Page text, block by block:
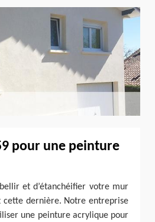
pour une peinture
et d’étanchéifier votre mur
cette dernière. Notre entreprise
une peinture acrylique pour